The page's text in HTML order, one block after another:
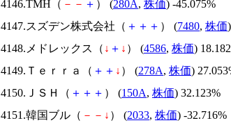
4146.TMH（ － － ＋ ） (280A, 株価) -45.075%
4147.スズデン株式会社（ ＋ ＋ ＋ ） (7480, 株価
4148.メドレックス（ ↓ ＋ ↓ ） (4586, 株価)
4149.Ｔｅｒｒａ（ ＋ ＋ ↓ ） (278A, 株価)
4150.ＪＳＨ（ ＋ ＋ ＋ ） (150A, 株価) 32.123%
4151.韓国ブル（ － － ↓ ） (2033, 株価) -32.716%